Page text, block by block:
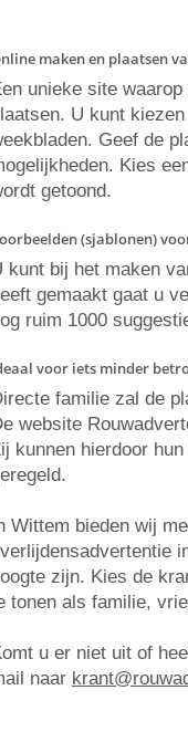
maken en plaatsen
unieke site
U kunt
Geef de
Kies
getoond.
(sjablonen)
kunt bij het maken
gemaakt gaat u
ruim 1000
voor iets minder
familie zal de
website
kunnen hierdoor
Wittem bieden wij
zijn. Kies de
tonen als familie,
u er niet uit of
naar